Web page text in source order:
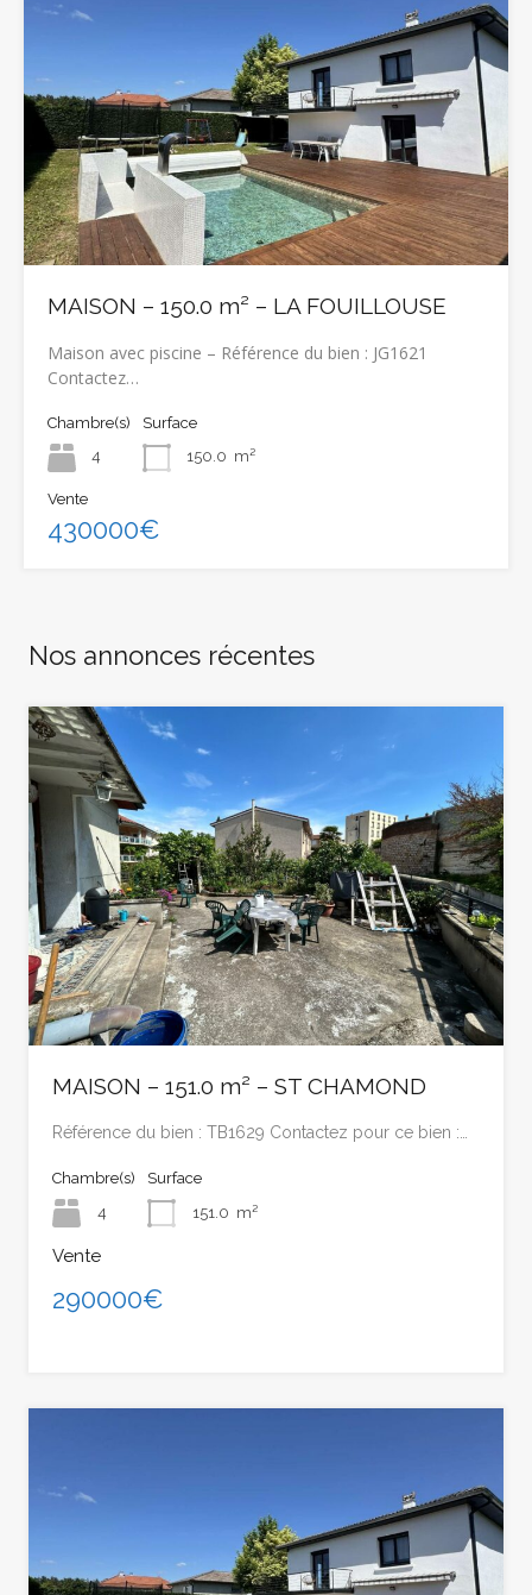
MAISON – 150.0 m² – LA FOUILLOUSE
Maison avec piscine – Référence du bien : JG1621
Contactez…
Chambre(s)
4
Surface
150.0 m²
Vente
430000€
Nos annonces récentes
MAISON – 151.0 m² – ST CHAMOND
Référence du bien : TB1629 Contactez pour ce bien :…
Chambre(s)
4
Surface
151.0 m²
Vente
290000€